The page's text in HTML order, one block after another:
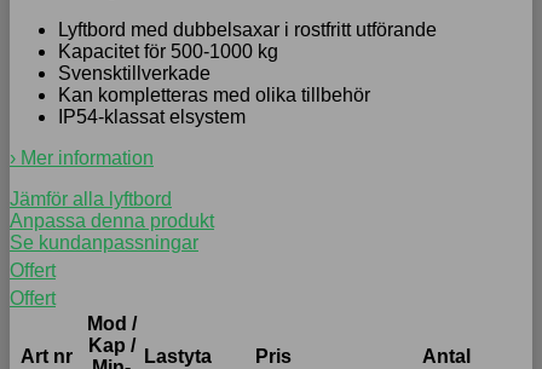
Lyftbord med dubbelsaxar i rostfritt utförande
Kapacitet för 500-1000 kg
Svensktillverkade
Kan kompletteras med olika tillbehör
IP54-klassat elsystem
› Mer information
Jämför alla lyftbord
Anpassa denna produkt
Se kundanpassningar
Offert
Offert
Art nr
Mod /
Kap /
Lastyta Pris Antal